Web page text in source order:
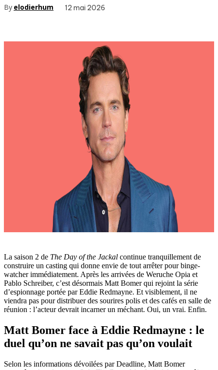
By elodierhum 12 mai 2026
La saison 2 de The Day of the Jackal continue tranquillement de
construire un casting qui donne envie de tout arrêter pour binge-
watcher immédiatement. Après les arrivées de Weruche Opia et
Pablo Schreiber, c’est désormais Matt Bomer qui rejoint la série
d’espionnage portée par Eddie Redmayne. Et visiblement, il ne
viendra pas pour distribuer des sourires polis et des cafés en salle de
réunion : l’acteur devrait incarner un méchant. Oui, un vrai. Enfin.
Matt Bomer face à Eddie Redmayne : le
duel qu’on ne savait pas qu’on voulait
Selon les informations dévoilées par Deadline, Matt Bomer